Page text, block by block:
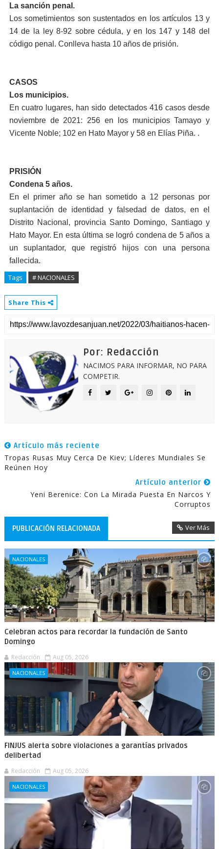
La sanción penal.
Los sometimientos son sustentados en los artículos 13 y
14 de la ley 8-92 sobre cédula, y en los 147 y 148 del
código penal. Conlleva hasta 10 años de prisión.
CASOS
Los municipios.
En cuatro lugares, han sido detectados 416 casos desde
noviembre de 2021: 256 en los municipios Tamayo y
Vicente Noble; 102 en Hato Mayor y 58 en Elías Piña. .
PRISIÓN
Condena 5 años.
En el primer año se han sometido a 12 personas por
suplantación de identidad y falsedad de datos, en el
Distrito Nacional, provincia Santo Domingo, Santiago y
Hato Mayor. En esta última se logró condena de 5 años a
un suplantador, que registró hijos con una persona
fallecida.
Tags # NACIONALES
Share This
Por: Redacción
NACIMOS PARA INFORMAR, NO PARA
COMPETIR.
Artículo más reciente
Tropas Rusas Muy Cerca De Kiev; Líderes Mundiales Se
Reúnen Hoy
Artículo anterior
Yeni Berenice: Con La Mirada Puesta En Narcos Y
Corruptos
PUBLICACIÓN RELACIONADA Ver Más
NACIONALES
Celebran actos para recordar la fundación de Santo
Domingo
Redacción Aug 05, 2026
NACIONALES
FINJUS alerta sobre violaciones a garantías privados
delibertad
Redacción Aug 05, 2026
NACIONALES